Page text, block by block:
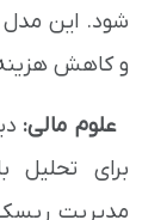
شود. این مدل
و کاهش
علوم مالی:
برای تحلیل
مدیریت